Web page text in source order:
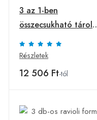
3 az 1-ben
összecsukható tároló
doboz , Metaltex,
Snack & Go, 3
rekeszes + teáskanál
Részletek
12 506 Ft-tól